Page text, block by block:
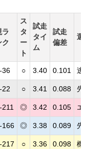
ラ
ク
ス
タ
ー
ト
試走
タイ
ム
試走
偏差
選
36 ○ 3.40 0.101 逃
22 ○ 3.41 0.088 先
211 ◎ 3.42 0.105 エ
166 ◎ 3.38 0.089 先
217 ○ 3.36 0.098 機